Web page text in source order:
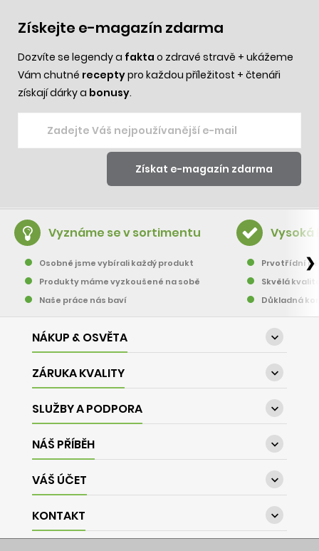
Získejte e-magazín zdarma
Dozvíte se legendy a fakta o zdravé stravě + ukážeme
Vám chutné receptypro každou příležitost + čtenáři
získají dárky a bonusy.
Vyznáme se v sortimentu
Osobně jsme vybírali každý produkt
Produkty máme vyzkoušené na sobě
Naše práce nás baví
Vysoká
Prvotřídní
Skvělá
Důkladná
❯
NÁKUP & OSVĚTA 
ZÁRUKA KVALITY 
SLUŽBY A PODPORA 
NÁŠ PŘÍBĚH 
VÁŠ ÚČET 
KONTAKT 